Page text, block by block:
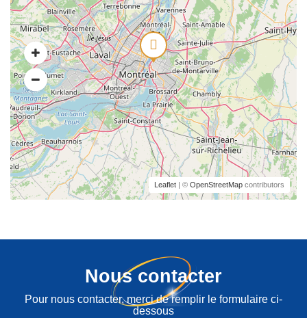
Leaflet | © OpenStreetMap contributors
Nous contacter
Pour nous contacter, merci de remplir le formulaire ci-
dessous